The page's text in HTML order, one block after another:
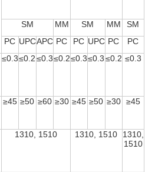
SM MM SM MM
SM
PC UPCAPC PC PC UPC PC
PC
≤0.3≤0.2≤0.3≤0.2≤0.3≤0.3≤0.2 ≤0.3
≥45 ≥50 ≥60 ≥30 ≥45 ≥50 ≥30 ≥45
1310, 1510 1310, 1510
1310,
1510